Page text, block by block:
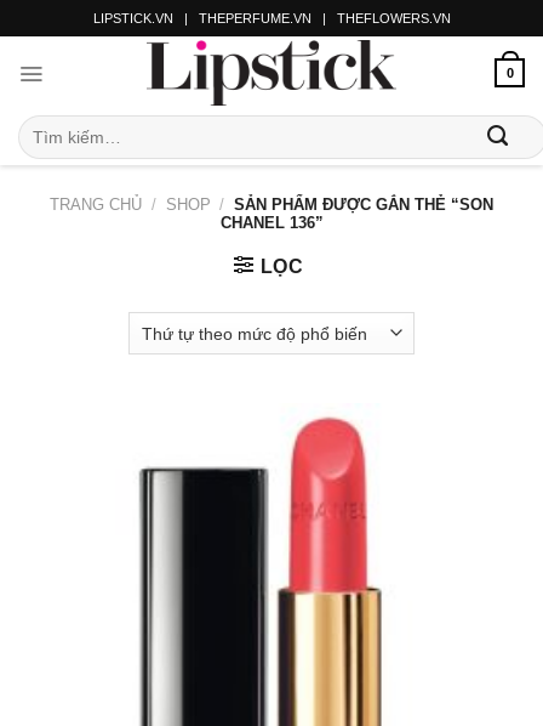
LIPSTICK.VN | THEPERFUME.VN | THEFLOWERS.VN
0
TRANG CHỦ / SHOP / SẢN PHẨM ĐƯỢC GẮN THẺ “SON
CHANEL 136”
LỌC